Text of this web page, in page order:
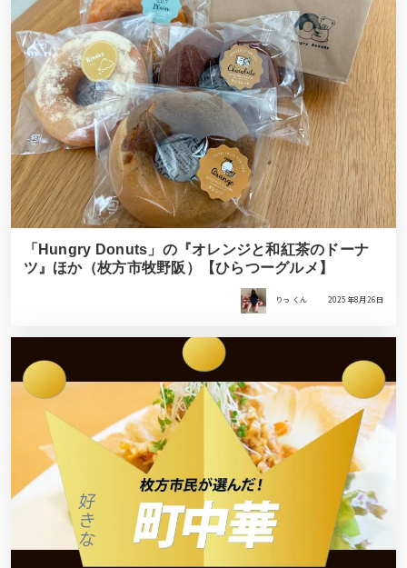
「Hungry Donuts」の『オレンジと和紅茶のドーナ
ツ』ほか（枚方市牧野阪）【ひらつーグルメ】
りっ くん 2025年8月26日